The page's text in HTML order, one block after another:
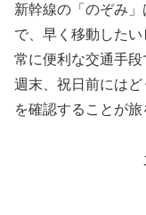
新幹線の「のぞみ
で、早く移動した
常に便利な交通手
週末、祝日前には
を確認することが旅